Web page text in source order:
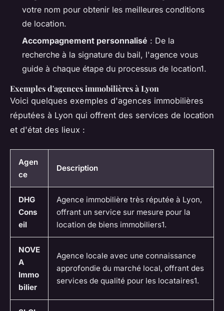
votre nom pour obtenir les meilleures conditions
de location.
Accompagnement personnalisé : De la
recherche à la signature du bail, l'agence vous
guide à chaque étape du processus de location1.
Exemples d'agences immobilières à Lyon
Voici quelques exemples d'agences immobilières
réputées à Lyon qui offrent des services de location
et d'état des lieux :
Agen
ce
Description
DHG
Cons
eil
Agence immobilière très réputée à Lyon,
offrant un service sur mesure pour la
location de biens immobiliers1.
NOVE
A
Immo
bilier
Agence locale avec une connaissance
approfondie du marché local, offrant des
services de qualité pour les locataires1.